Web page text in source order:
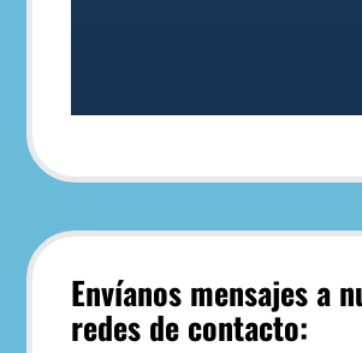
Envíanos mensajes a
redes de contacto: